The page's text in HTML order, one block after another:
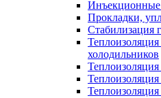
Прокладки,
Стабилизация
Теплоизоляция
холодильников
Теплоизоляция
Теплоизоляция